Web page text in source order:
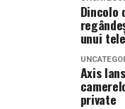
Dincolo
unui
Axis
private